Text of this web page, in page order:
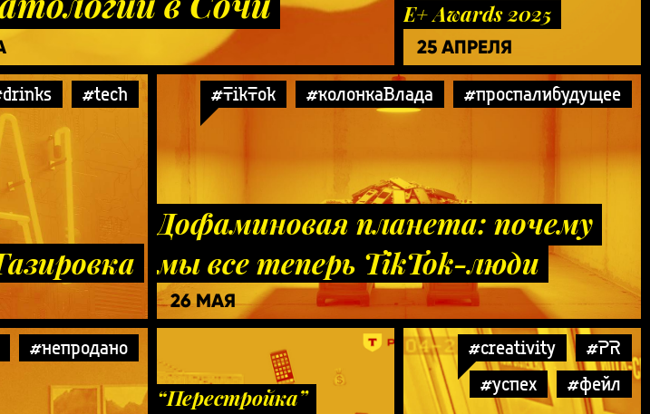
#tech #TikTok #колонкаВлада #проспалибудущее
Дофаминовая планета: почему
мы все теперь TikTok-люди
26 МАЯ
#непродано
E+ Awards 2025
25 АПРЕЛЯ
“Перестройка”
#creativity
#PR
#успех
#фейл